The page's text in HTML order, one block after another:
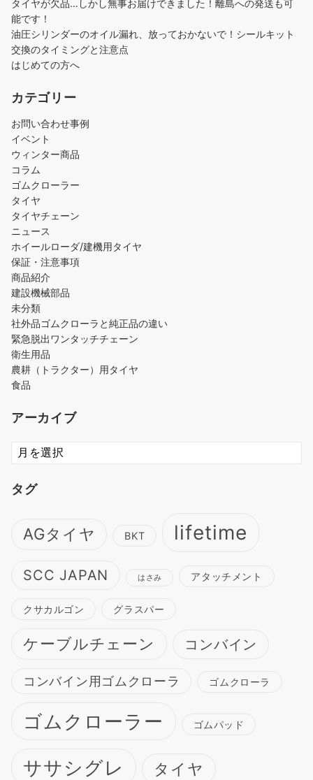
タイヤが欠品…しかし無事お届けできました！離島への発送も可
能です！
油圧シリンダーのオイル漏れ、放っておかないで！シールキット
交換のタイミングと注意点
はじめての方へ
カテゴリー
お問い合わせ事例
イベント
ウィンター商品
コラム
ゴムクローラー
タイヤ
タイヤチェーン
ニュース
ホイールローダ/建機用タイヤ
保証・注意事項
商品紹介
建設機械部品
未分類
社外品ゴムクローラと純正品の違い
緊急脱出ワンタッチチェーン
衛生用品
農耕（トラクター）用タイヤ
食品
アーカイブ
ア
ー
イ
タグ
AGタイヤ BKT lifetime
SCC JAPAN はさみ アタッチメント
クサカルゴン グラスパー
ケーブルチェーン コンバイン
コンバイン用ゴムクローラ ゴムクローラ
ゴムクローラー ゴムパッド
ササシグレ タイヤ